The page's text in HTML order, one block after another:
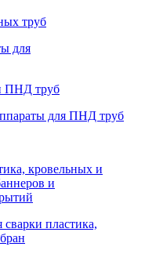
труб
для
ПНД труб
для ПНД труб
кровельных и
и
пластика,